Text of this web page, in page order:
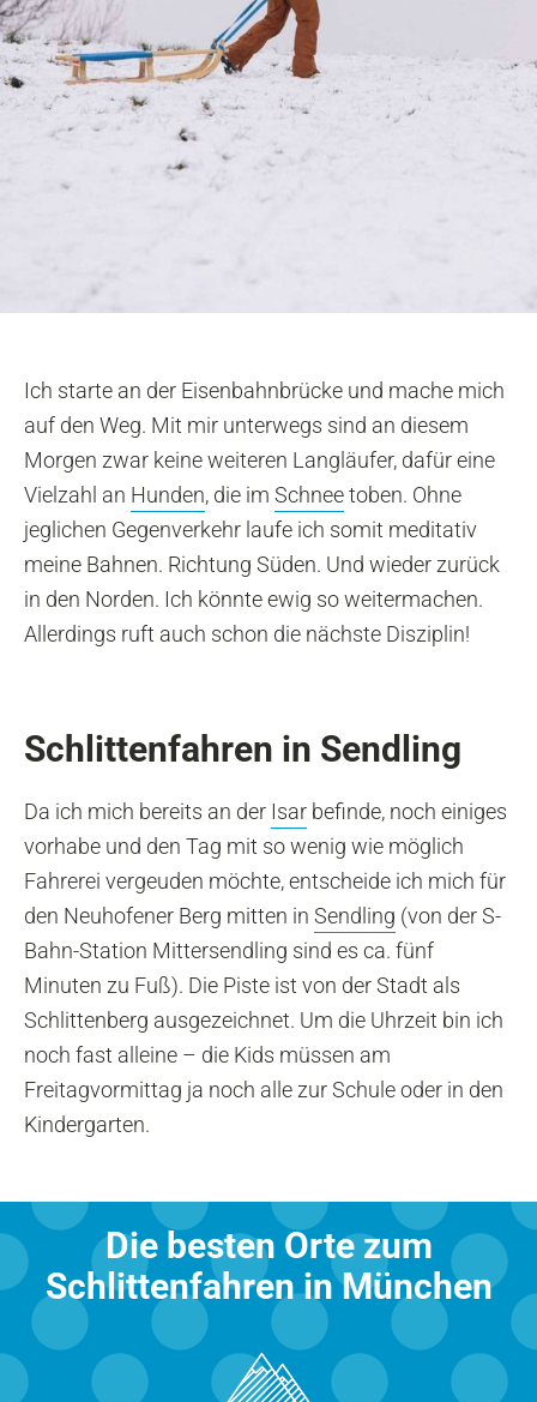
Ich starte an der Eisenbahnbrücke und mache mich
auf den Weg. Mit mir unterwegs sind an diesem
Morgen zwar keine weiteren Langläufer, dafür eine
Vielzahl an Hunden, die im Schneetoben. Ohne
jeglichen Gegenverkehr laufe ich somit meditativ
meine Bahnen. Richtung Süden. Und wieder zurück
in den Norden. Ich könnte ewig so weitermachen.
Allerdings ruft auch schon die nächste Disziplin!
Schlittenfahren in Sendling
Da ich mich bereits an der Isar befinde, noch einiges
vorhabe und den Tag mit so wenig wie möglich
Fahrerei vergeuden möchte, entscheide ich mich für
den Neuhofener Berg mitten in Sendling (von der S-
Bahn-Station Mittersendling sind es ca. fünf
Minuten zu Fuß). Die Piste ist von der Stadt als
Schlittenberg ausgezeichnet. Um die Uhrzeit bin ich
noch fast alleine – die Kids müssen am
Freitagvormittag ja noch alle zur Schule oder in den
Kindergarten.
Die besten Orte zum
Schlittenfahren in München